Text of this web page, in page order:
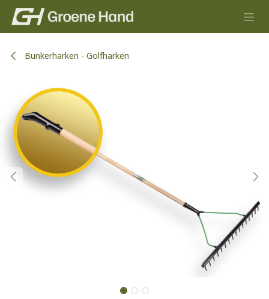
Overslaan naar inhoud
Bunkerharken - Golfharken